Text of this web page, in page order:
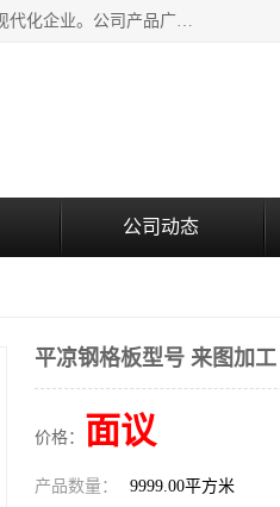
无锡昌鸿钢格板有限公司是专业生产和销售各类镀锌钢格板、镀锌钢格栅、不锈钢钢格及其相关产品的现代化企业。公司产品广泛运用于石油、化工、港口、电力、运输、造纸、医药、钢铁、食品、市政、房地产、制造业等各个领域。
公司动态
平凉钢格板型号 来图加工
价格： 面议
产品数量： 9999.00平方米